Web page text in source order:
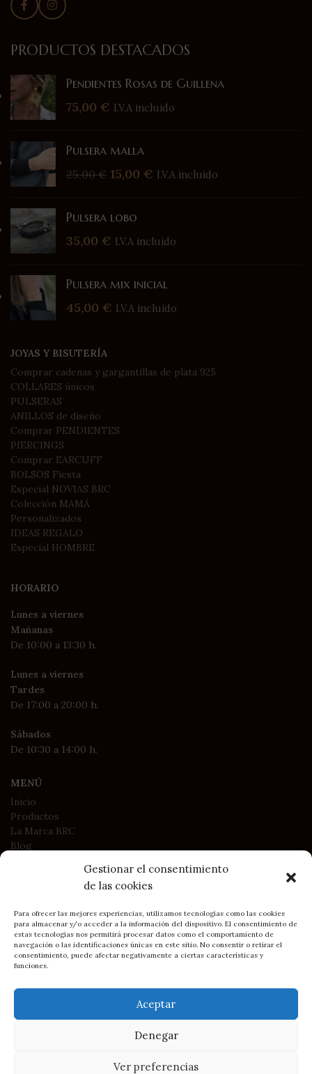
Gestionar el consentimiento
de las cookies
Para ofrecer las mejores experiencias, utilizamos tecnologías como las cookies
para almacenar y/o acceder a la información del dispositivo. El consentimiento de
estas tecnologías nos permitirá procesar datos como el comportamiento de
navegación o las identificaciones únicas en este sitio. No consentir o retirar el
consentimiento, puede afectar negativamente a ciertas características y
funciones.
Aceptar
Denegar
Ver preferencias
PRODUCTOS DESTACADOS
Pendientes Rosas de Guillena
75,00 € I.V.A incluido
Pulsera malla
25,00€ 15,00 € I.V.A incluido
Pulsera lobo
35,00 € I.V.A incluido
Pulsera mix inicial
45,00 € I.V.A incluido
JOYAS Y BISUTERÍA
Comprar cadenas y gargantillas de plata 925
COLLARES únicos
PULSERAS
ANILLOS de diseño
Comprar PENDIENTES
PIERCINGS
Comprar EARCUFF
BOLSOS Fiesta
Especial NOVIAS BRC
Colección MAMÁ
Personalizados
IDEAS REGALO
Especial HOMBRE
HORARIO
Lunes a viernes
Mañanas
De 10:00 a 13:30 h.
Lunes a viernes
Tardes
De 17:00 a 20:00 h.
Sábados
De 10:30 a 14:00 h.
MENÚ
Inicio
Productos
La Marca BRC
Blog
Política de Privacidad
Política de Cookies
Condiciones generales de contratación y compra
BRC Asturias - Belén Rodríguez Campo
DIMAGEN
Soluciones Web y e-commerce
disponibles